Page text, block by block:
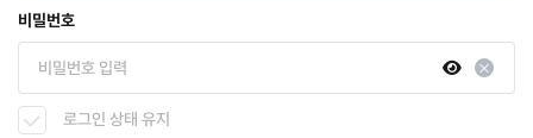
비밀번호
로그인 상태 유지